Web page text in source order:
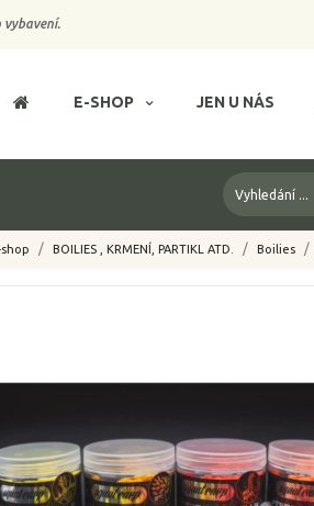
vybavení.
E-SHOP JEN U NÁS
shop BOILIES , KRMENÍ, PARTIKL ATD. Boilies